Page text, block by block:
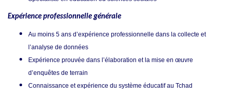
Expérience professionnelle générale
Au moins 5 ans d’expérience professionnelle dans la collecte et
l’analyse de données
Expérience prouvée dans l’élaboration et la mise en œuvre
d’enquêtes de terrain
Connaissance et expérience du système éducatif au Tchad